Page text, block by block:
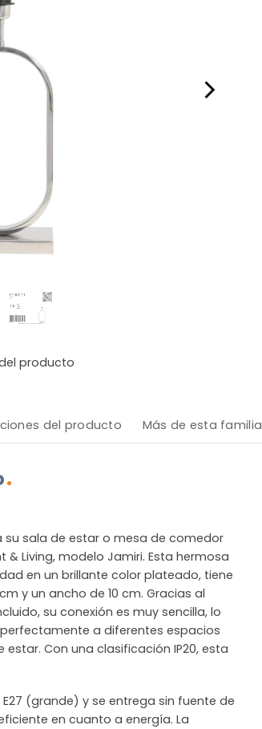
producto
del producto Más de esta familia
sala de estar o mesa de comedor
Living, modelo Jamiri. Esta hermosa
en un brillante color plateado, tiene
y un ancho de 10 cm. Gracias al
su conexión es muy sencilla, lo
a diferentes espacios
Con una clasificación IP20, esta
(grande) y se entrega sin fuente de
en cuanto a energía. La